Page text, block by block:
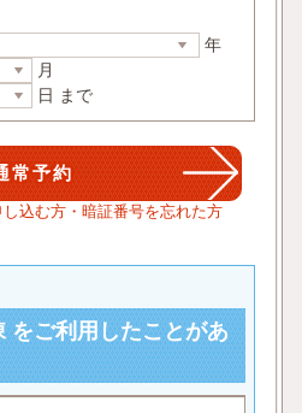
年
月
日 まで
し込む方・暗証番号を忘れた方
をご利用したことがあ